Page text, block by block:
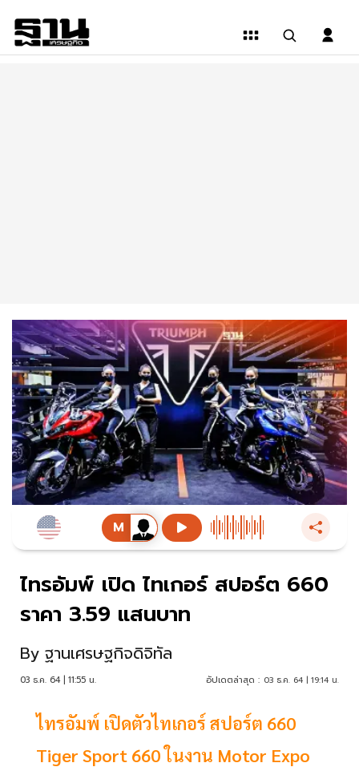
ไทรอัมพ์ เปิด ไทเกอร์ สปอร์ต 660
ราคา 3.59 แสนบาท
By ฐานเศรษฐกิจดิจิทัล
03 ธ.ค. 64 | 11:55 น. อัปเดตล่าสุด : 03 ธ.ค. 64 | 19:14 น.
ไทรอัมพ์ เปิดตัวไทเกอร์ สปอร์ต 660
Tiger Sport 660 ในงาน Motor Expo